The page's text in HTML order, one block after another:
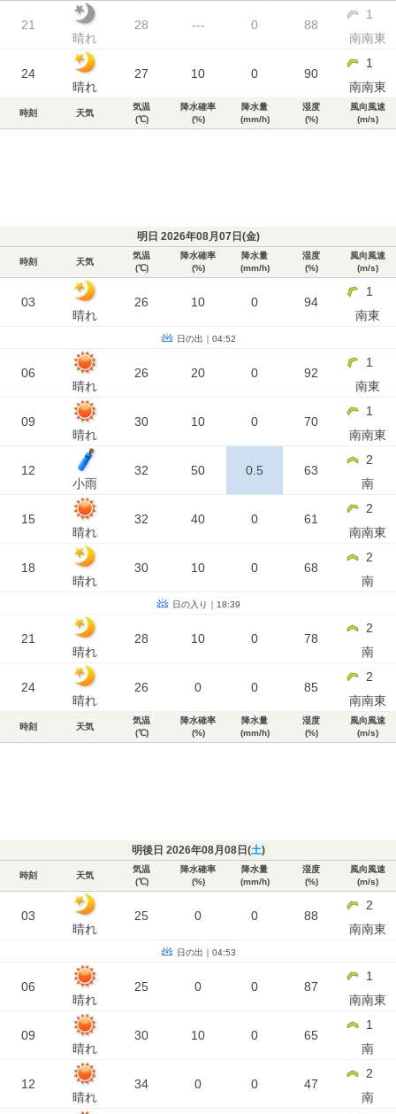
21
晴れ
28 --- 0 88
1
南南東
24
晴れ
27 10 0 90
1
南南東
時刻 天気
気温
(℃)
降水確率
(%)
降水量
(mm/h)
湿度
(%)
風向風速
(m/s)
明日 2026年08月07日(金)
時刻 天気
気温
(℃)
降水確率
(%)
降水量
(mm/h)
湿度
(%)
風向風速
(m/s)
03
晴れ
26 10 0 94
1
南東
日の出｜04:52
06
晴れ
26 20 0 92
1
南東
09
晴れ
30 10 0 70
1
南南東
12
小雨
32 50 0.5 63
2
南
15
晴れ
32 40 0 61
2
南南東
18
晴れ
30 10 0 68
2
南
日の入り｜18:39
21
晴れ
28 10 0 78
2
南
24
晴れ
26 0 0 85
2
南南東
時刻 天気
気温
(℃)
降水確率
(%)
降水量
(mm/h)
湿度
(%)
風向風速
(m/s)
明後日 2026年08月08日(土)
時刻 天気
気温
(℃)
降水確率
(%)
降水量
(mm/h)
湿度
(%)
風向風速
(m/s)
03
晴れ
25 0 0 88
2
南南東
日の出｜04:53
06
晴れ
25 0 0 87
1
南南東
09
晴れ
30 10 0 65
1
南
12
晴れ
34 0 0 47
2
南